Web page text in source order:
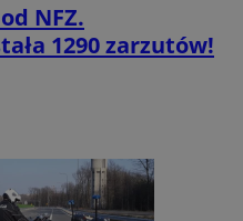
NFZ.
1290 zarzutów!